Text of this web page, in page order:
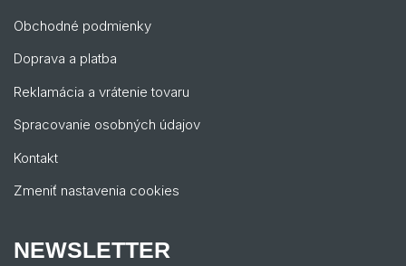
Obchodné podmienky
Doprava a platba
Reklamácia a vrátenie tovaru
Spracovanie osobných údajov
Kontakt
Zmeniť nastavenia cookies
NEWSLETTER